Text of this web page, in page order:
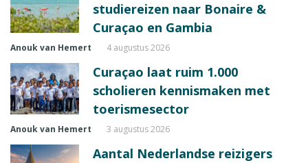
studiereizen naar Bonaire &
Curaçao en Gambia
Anouk van Hemert 4 augustus 2026
Curaçao laat ruim 1.000
scholieren kennismaken met
toerismesector
Anouk van Hemert 3 augustus 2026
Aantal Nederlandse reizigers